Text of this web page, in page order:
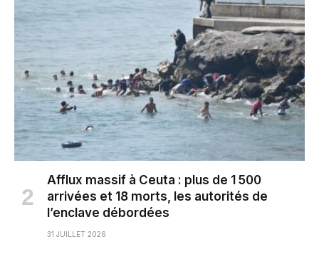
Afflux massif à Ceuta : plus de 1 500
arrivées et 18 morts, les autorités de
l’enclave débordées
31 JUILLET 2026